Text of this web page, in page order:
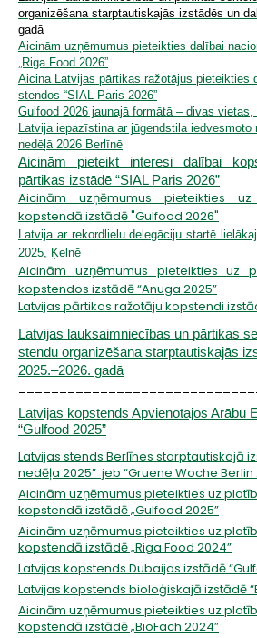
organizēšana starptautiskajās izstādēs un
gadā
Aicinām uzņēmumus pieteikties dalībai
„Riga Food 2026”
Aicina Latvijas pārtikas ražotājus pieteikties
stendos “SIAL Paris 2026”
Gulfood 2026 jaunajā formātā – divas
Latvija iepazīstina ar jūgendstila iedvesmoto
nedēļā 2026 Berlīnē
Aicinām pieteikt interesi dalībai
pārtikas izstādē “SIAL Paris 2026”
Aicinām uzņēmumus pieteikties
kopstendā izstādē "Gulfood 2026"
Latvija ar rekordlielu delegāciju startē
2025, Ķelnē
Aicinām uzņēmumus pieteikties uz
kopstendos izstādē “Anuga 2025”
Latvijas pārtikas ražotāju kopstendi
Latvijas lauksaimniecības un pārtikas
stendu organizēšana starptautiskajās
2025.–2026. gadā
Latvijas kopstends Apvienotajos Arābu
“Gulfood 2025”
Latvijas stends Berlīnes starptautiskajā
nedēļa 2025” jeb “Gruene Woche Berlin
Aicinām uzņēmumus pieteikties uz
kopstendā izstādē „Gulfood 2025”
Aicinām uzņēmumus pieteikties uz
kopstendā izstādē „Riga Food 2024”
Latvijas kopstends Dubaijas izstādē
Latvijas kopstends bioloģiskajā izstādē
Aicinām uzņēmumus pieteikties uz
kopstendā izstādē „BioFach 2024”